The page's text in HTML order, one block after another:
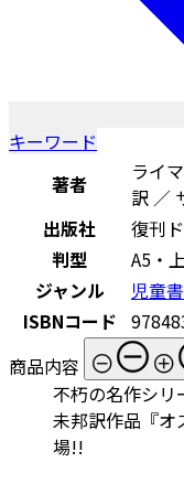
キーワード
著者
ライ
訳 ／
出版社
復刊
判型
A5・
ジャンル
児童
ISBNコード
商品内容
不朽の名作シリ
未邦訳作品『オ
場!!